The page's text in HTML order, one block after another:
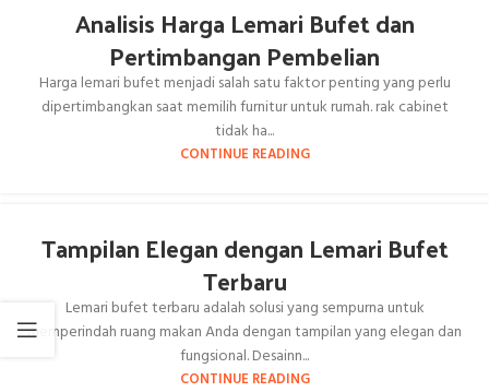
Analisis Harga Lemari Bufet dan
Pertimbangan Pembelian
Harga lemari bufet menjadi salah satu faktor penting yang perlu
dipertimbangkan saat memilih furnitur untuk rumah. rak cabinet
tidak ha...
CONTINUE READING
Tampilan Elegan dengan Lemari Bufet
Terbaru
Lemari bufet terbaru adalah solusi yang sempurna untuk
memperindah ruang makan Anda dengan tampilan yang elegan dan
fungsional. Desainn...
CONTINUE READING